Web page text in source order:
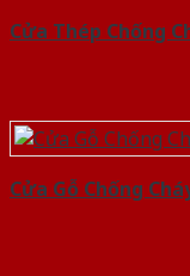
Cửa Thép Chống
Cửa Gỗ Chống